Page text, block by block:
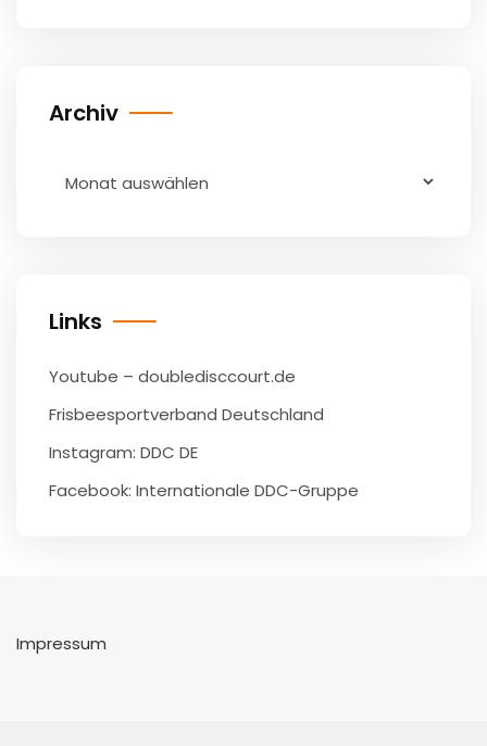
ArchivArchiv
Links
Youtube – doubledisccourt.de
Frisbeesportverband Deutschland
Instagram: DDC DE
Facebook: Internationale DDC-Gruppe
Impressum